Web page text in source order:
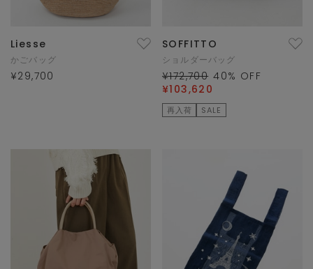
Liesse
かごバッグ
¥29,700
SOFFITTO
ショルダーバッグ
¥172,700 40% OFF
¥103,620
再入荷 SALE